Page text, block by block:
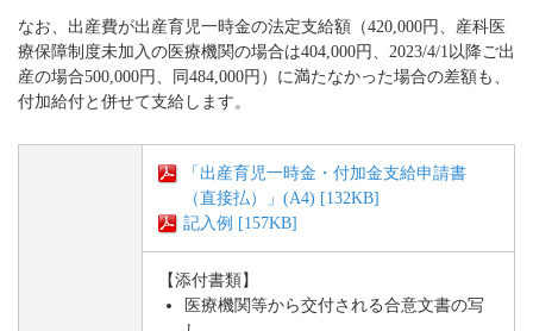
なお、出産費が出産育児一時金の法定支給額（420,000円、産科医
療保障制度未加入の医療機関の場合は404,000円、2023/4/1以降ご出
産の場合500,000円、同484,000円）に満たなかった場合の差額も、
付加給付と併せて支給します。
「出産育児一時金・付加金支給申請書
（直接払）」(A4) [132KB]
記入例 [157KB]
【添付書類】
医療機関等から交付される合意文書の写